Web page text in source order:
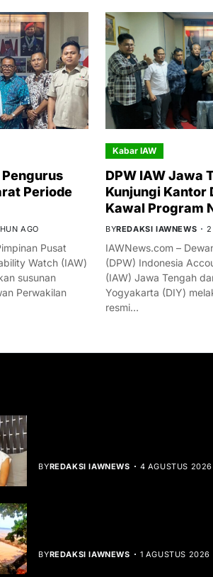
Pengurus
Periode
AGO
Pusat
Watch (IAW)
susunan
Perwakilan
Kabar IAW
DPW IAW Jawa
Kunjungi Kantor
Kawal Program
BYREDAKSI IAWNEWS
IAWNews.com –
(DPW) Indonesia
(IAW) Jawa Tengah
Yogyakarta (DIY)
resmi…
BYREDAKSI IAWNEWS 4 AGUSTUS 2026
BYREDAKSI IAWNEWS 1 AGUSTUS 2026